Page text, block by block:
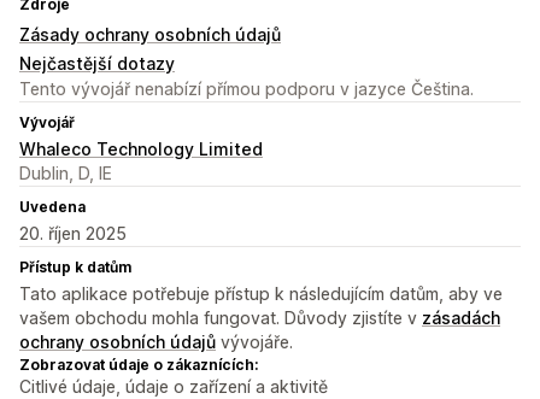
Zdroje
Zásady ochrany osobních údajů
Nejčastější dotazy
Tento vývojář nenabízí přímou podporu v jazyce Čeština.
Vývojář
Whaleco Technology Limited
Dublin, D, IE
Uvedena
20. říjen 2025
Přístup k datům
Tato aplikace potřebuje přístup k následujícím datům, aby ve
vašem obchodu mohla fungovat. Důvody zjistíte v zásadách
ochrany osobních údajů vývojáře.
Zobrazovat údaje o zákaznících:
Citlivé údaje, údaje o zařízení a aktivitě